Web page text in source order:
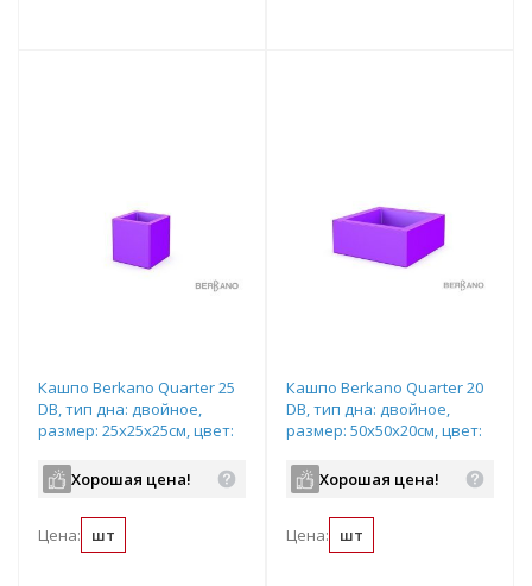
Кашпо Berkano Quarter 25
DB, тип дна: двойное,
размер: 25x25x25см, цвет:
Хорошая цена!
Цена: шт
Кашпо Berkano Quarter 20
DB, тип дна: двойное,
размер: 50x50x20см, цвет:
Хорошая цена!
Цена: шт